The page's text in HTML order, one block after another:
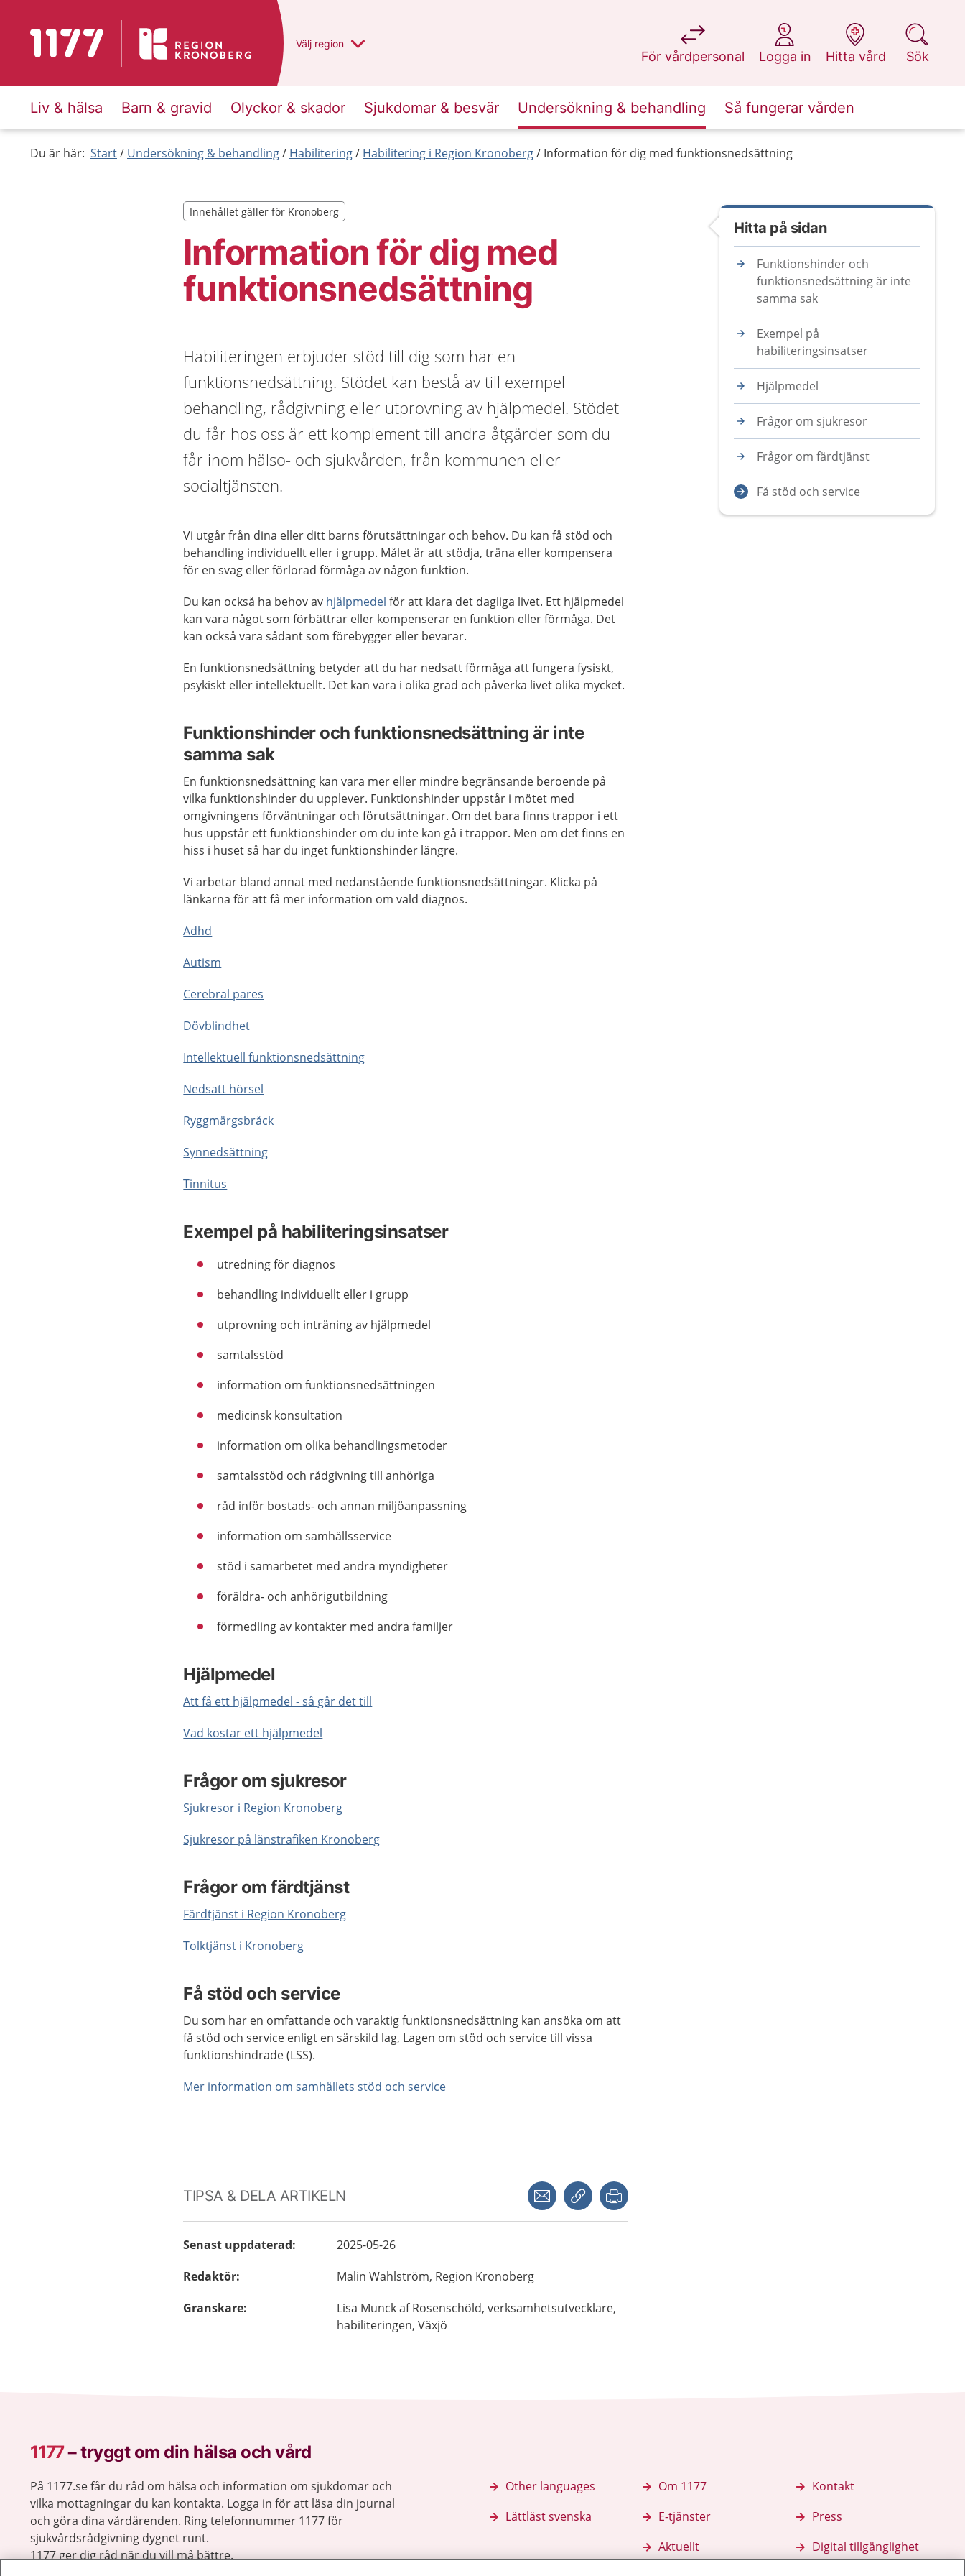
Till startsidan för 1177 Du har valt region
Välj en annan
region
För vårdpersonal
på 1177.se
Logga in
på 1177.se
Hitta vård
på 1177.se
Sök
på 1177.se
Liv & hälsa Barn & gravid Olyckor & skador Sjukdomar & besvär Undersökning & behandling Så fungerar vården
Du är här: Start Undersökning & behandling Habilitering Habilitering i Region Kronoberg Information för dig med funktionsnedsättning
Information för dig med
funktionsnedsättning
Innehållet gäller för Kronoberg
Innehållet gäller för Kronoberg
Habiliteringen erbjuder stöd till dig som har en
funktionsnedsättning. Stödet kan bestå av till exempel
behandling, rådgivning eller utprovning av hjälpmedel. Stödet
du får hos oss är ett komplement till andra åtgärder som du
får inom hälso- och sjukvården, från kommunen eller
socialtjänsten.
Vi utgår från dina eller ditt barns förutsättningar och behov. Du kan få stöd och
behandling individuellt eller i grupp. Målet är att stödja, träna eller kompensera
för en svag eller förlorad förmåga av någon funktion.
Du kan också ha behov av hjälpmedel för att klara det dagliga livet. Ett hjälpmedel
kan vara något som förbättrar eller kompenserar en funktion eller förmåga. Det
kan också vara sådant som förebygger eller bevarar.
En funktionsnedsättning betyder att du har nedsatt förmåga att fungera fysiskt,
psykiskt eller intellektuellt. Det kan vara i olika grad och påverka livet olika mycket.
Funktionshinder och funktionsnedsättning är inte
samma sak
En funktionsnedsättning kan vara mer eller mindre begränsande beroende på
vilka funktionshinder du upplever. Funktionshinder uppstår i mötet med
omgivningens förväntningar och förutsättningar. Om det bara finns trappor i ett
hus uppstår ett funktionshinder om du inte kan gå i trappor. Men om det finns en
hiss i huset så har du inget funktionshinder längre.
Vi arbetar bland annat med nedanstående funktionsnedsättningar. Klicka på
länkarna för att få mer information om vald diagnos.
Adhd
Autism
Cerebral pares
Dövblindhet
Intellektuell funktionsnedsättning
Nedsatt hörsel
Ryggmärgsbråck
Synnedsättning
Tinnitus
Exempel på habiliteringsinsatser
utredning för diagnos
behandling individuellt eller i grupp
utprovning och inträning av hjälpmedel
samtalsstöd
information om funktionsnedsättningen
medicinsk konsultation
information om olika behandlingsmetoder
samtalsstöd och rådgivning till anhöriga
råd inför bostads- och annan miljöanpassning
information om samhällsservice
stöd i samarbetet med andra myndigheter
föräldra- och anhörigutbildning
förmedling av kontakter med andra familjer
Hjälpmedel
Att få ett hjälpmedel - så går det till
Vad kostar ett hjälpmedel
Frågor om sjukresor
Sjukresor i Region Kronoberg
Sjukresor på länstrafiken Kronoberg
Frågor om färdtjänst
Färdtjänst i Region Kronoberg
Tolktjänst i Kronoberg
Få stöd och service
Du som har en omfattande och varaktig funktionsnedsättning kan ansöka om att
få stöd och service enligt en särskild lag, Lagen om stöd och service till vissa
funktionshindrade (LSS).
Mer information om samhällets stöd och service
TIPSA & DELA ARTIKELN Dela via mejlKopiera länk
Senast uppdaterad:
2025-05-26
Redaktör: Malin Wahlström, Region Kronoberg
Granskare: Lisa Munck af Rosenschöld, verksamhetsutvecklare,
habiliteringen, Växjö
Hitta på sidan
Funktionshinder och
funktionsnedsättning är inte
samma sak
Exempel på
habiliteringsinsatser
Hjälpmedel
Frågor om sjukresor
Frågor om färdtjänst
Få stöd och service
1177–tryggt om din hälsa och vård
På 1177.se får du råd om hälsa och information om sjukdomar och
vilka mottagningar du kan kontakta. Logga in för att läsa din journal
och göra dina vårdärenden. Ring telefonnummer 1177 för
sjukvårdsrådgivning dygnet runt.
1177 ger dig råd när du vill må bättre.
Other languages
Lättläst svenska
Om 1177
E-tjänster
Aktuellt
Kontakt
Press
Digital tillgänglighet